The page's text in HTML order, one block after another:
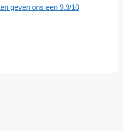
geven ons een 9.9/10